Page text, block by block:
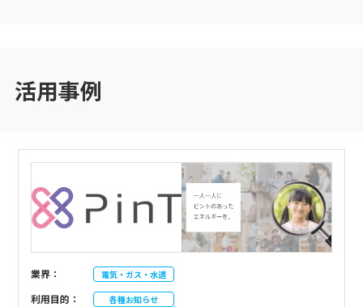
活用事例
業界： 電気・ガス・水道
利用目的： 各種お知らせ